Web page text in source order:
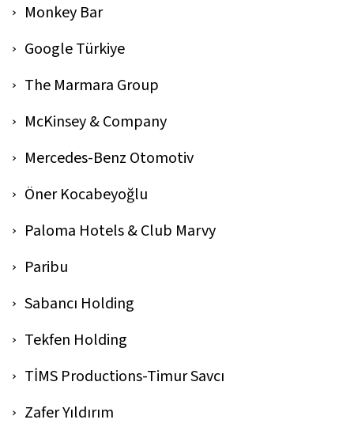
Monkey Bar
Google Türkiye
The Marmara Group
McKinsey & Company
Mercedes-Benz Otomotiv
Öner Kocabeyoğlu
Paloma Hotels & Club Marvy
Paribu
Sabancı Holding
Tekfen Holding
TİMS Productions-Timur Savcı
Zafer Yıldırım